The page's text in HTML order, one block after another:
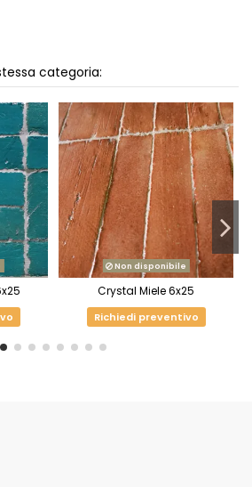
categoria:
Non disponibile
Crystal Miele 6x25
Richiedi preventivo